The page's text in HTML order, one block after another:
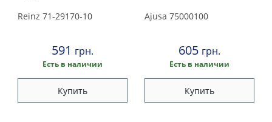
Reinz 71-29170-10
591 грн.
Есть в наличии
Купить
Ajusa 75000100
605 грн.
Есть в наличии
Купить